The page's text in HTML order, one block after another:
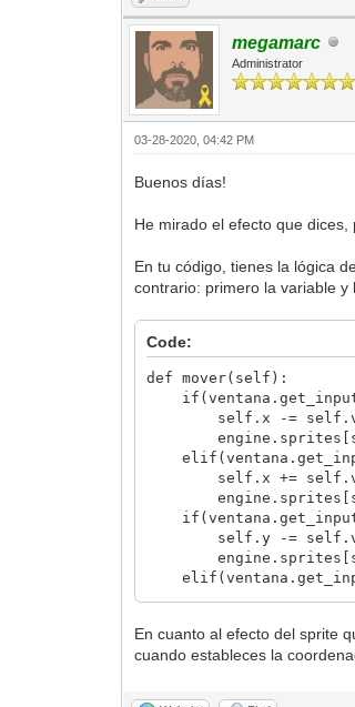
megamarc
Administrator
03-28-2020, 04:42 PM
Buenos días!
He mirado el efecto que
En tu código, tienes la lógica
contrario: primero la variable
Code:
def mover(self):
self.x -=
self.x +=
self.y -=
En cuanto al efecto del sprite
cuando estableces la